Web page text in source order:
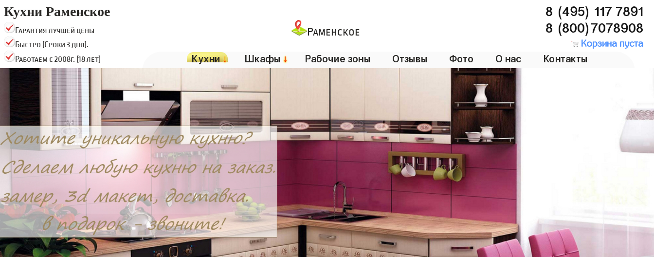
Кухни Раменское
Гарантия лучшей цены
Быстро (Сроки 3 дня).
Работаем с 2008г. (18 лет)
Раменское
8 (495) 117 7891
8 (800)7078908
Корзина пуста
Кухни↓ Шкафы ↓ Рабочие зоны Отзывы Фото О нас Контакты